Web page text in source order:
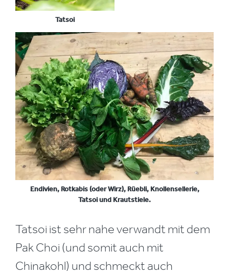
Tatsoi
Endivien, Rotkabis (oder Wirz), Rüebli, Knollensellerie,
Tatsoi und Krautstiele.
Tatsoi ist sehr nahe verwandt mit dem
Pak Choi (und somit auch mit
Chinakohl) und schmeckt auch